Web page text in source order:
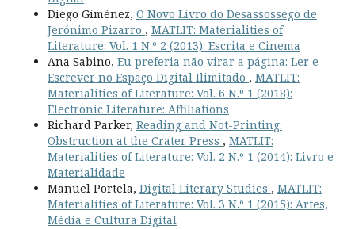
Diego Giménez, O Novo Livro do Desassossego de
Jerónimo Pizarro , MATLIT: Materialities of
Literature: Vol. 1 N.º 2 (2013): Escrita e Cinema
Ana Sabino, Eu preferia não virar a página: Ler e
Escrever no Espaço Digital Ilimitado , MATLIT:
Materialities of Literature: Vol. 6 N.º 1 (2018):
Electronic Literature: Affiliations
Richard Parker, Reading and Not-Printing:
Obstruction at the Crater Press , MATLIT:
Materialities of Literature: Vol. 2 N.º 1 (2014): Livro e
Materialidade
Manuel Portela, Digital Literary Studies , MATLIT:
Materialities of Literature: Vol. 3 N.º 1 (2015): Artes,
Média e Cultura Digital